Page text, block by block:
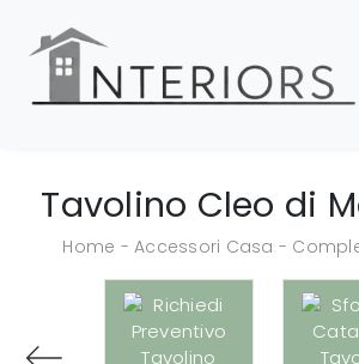
Tavolino Cleo di
Home - Accessori Casa -